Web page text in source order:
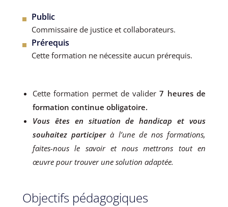
Public
Commissaire de justice et collaborateurs.
Prérequis
Cette formation ne nécessite aucun prérequis.
Cette formation permet de valider7 heures de
formation continue obligatoire.
Vous êtes en situation de handicap et vous
souhaitez participerà l’une de nos formations,
faites-nous le savoir et nous mettrons tout en
œuvre pour trouver une solution adaptée.
Objectifs pédagogiques